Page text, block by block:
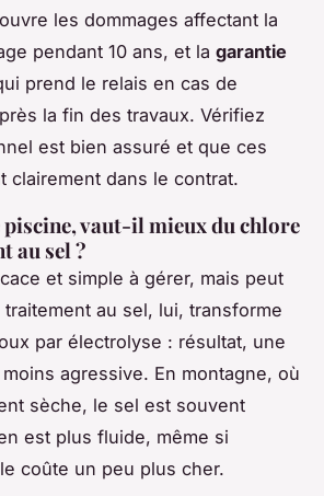
les dommages affectant la
pendant 10 ans, et la garantie
prend le relais en cas de
la fin des travaux. Vérifiez
est bien assuré et que ces
clairement dans le contrat.
vaut-il mieux du chlore
au sel ?
et simple à gérer, mais peut
au sel, lui, transforme
par électrolyse : résultat, une
agressive. En montagne, où
sèche, le sel est souvent
est plus fluide, même si
coûte un peu plus cher.